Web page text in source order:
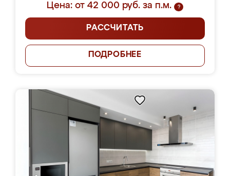
Цена: от 42 000 руб. за п.м.
?
РАССЧИТАТЬ
ПОДРОБНЕЕ